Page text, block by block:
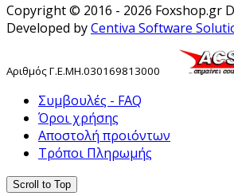
Copyright © 2016 - 2026 Foxshop.gr
Developed byCentiva Software
ΑριθμόςΓ.Ε.ΜΗ.030169813000
Συμβουλές - FAQ
Όροι χρήσης
Αποστολή προιόντων
Τρόποι Πληρωμής
Scroll to Top